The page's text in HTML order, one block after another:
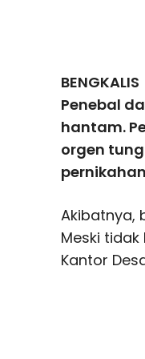
Penebal
hantam.
orgen
Akibatnya,
Meski
Kantor